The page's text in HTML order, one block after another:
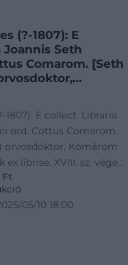
(?-1807): E
Seth
Comarom. [Seth
jelzett a
foltos, 7,5×6 cm
1807): E collect. Libraria
ord. Cottus Comarom.
orvosdoktor, Komárom
librise. XVIII. sz. vége
jelzett a
7,5x6 cm
Ft
05/10 18:00